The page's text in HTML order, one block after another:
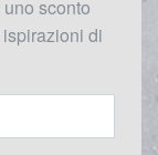
sconto
di